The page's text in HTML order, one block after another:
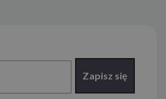
Zapisz się